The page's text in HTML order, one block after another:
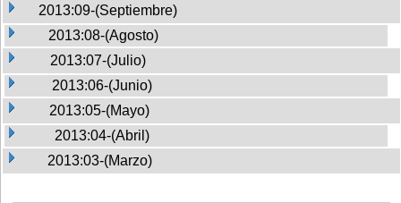
2013:09-(Septiembre)
2013:08-(Agosto)
2013:07-(Julio)
2013:06-(Junio)
2013:05-(Mayo)
2013:04-(Abril)
2013:03-(Marzo)